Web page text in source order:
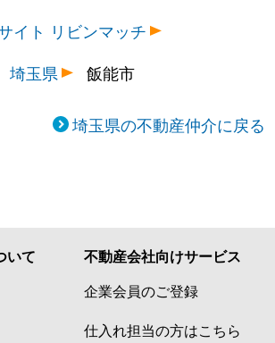
イト リビンマッチ
埼玉県 飯能市
埼玉県の不動産仲介に戻る
いて 不動産会社向けサービス
企業会員のご登録
仕入れ担当の方はこちら